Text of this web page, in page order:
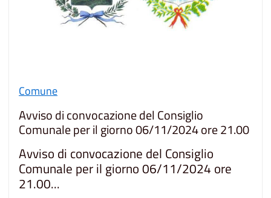
Comune
Avviso di convocazione del Consiglio
Comunale per il giorno 06/11/2024 ore 21.00
Avviso di convocazione del Consiglio
Comunale per il giorno 06/11/2024 ore
21.00...